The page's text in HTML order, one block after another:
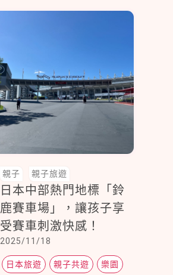
親子 親子旅遊
日本中部熱門地標「鈴
鹿賽車場」，讓孩子享
受賽車刺激快感！
2025/11/18
日本旅遊 親子共遊 樂園